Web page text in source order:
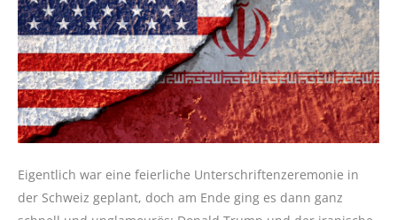
Eigentlich war eine feierliche Unterschriftenzeremonie in
der Schweiz geplant, doch am Ende ging es dann ganz